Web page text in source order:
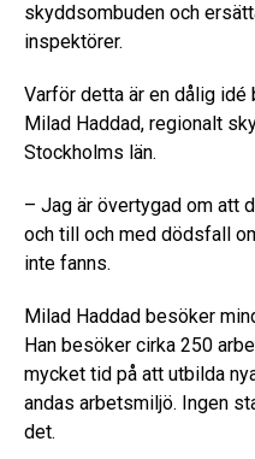
skyddsombuden och
inspektörer.
Varför detta är en dålig
Milad Haddad, regionalt
Stockholms län.
– Jag är övertygad om att
och till och med dödsfall
inte fanns.
Milad Haddad besöker
Han besöker cirka 250
mycket tid på att utbilda
andas arbetsmiljö. Ingen
det.